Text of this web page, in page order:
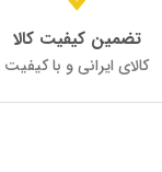
تضمین کیفیت کالا
کالای ایرانی و با کیفیت